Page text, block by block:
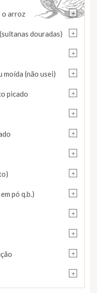
+
o arroz
+
douradas)
+
+
moída (não usei)
+
picado
+
+
+
+
+
pó q.b.)
+
+
+
+